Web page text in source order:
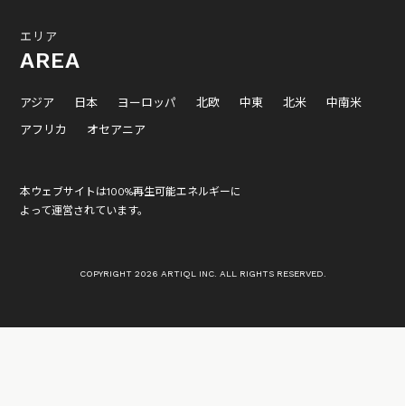
エリア
AREA
アジア 日本 ヨーロッパ 北欧 中東 北米
中南米
アフリカ
オセアニア
本ウェブサイトは100%再生可能エネルギーに
よって運営されています。
COPYRIGHT 2026 ARTIQL INC. ALL RIGHTS RESERVED.